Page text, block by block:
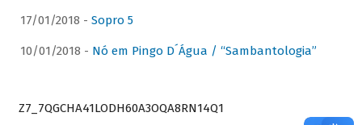
17/01/2018 - Sopro 5
10/01/2018 - Nó em Pingo D´Água / “Sambantologia”
Z7_7QGCHA41LODH60A3OQA8RN14Q1